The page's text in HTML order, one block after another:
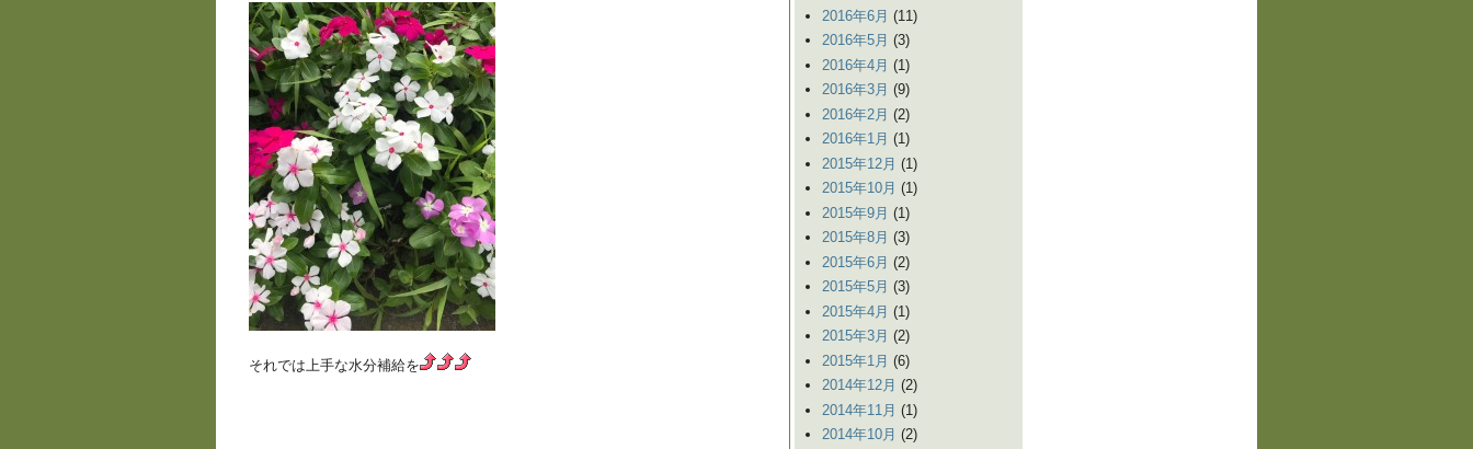
それでは上手な水分補給を
2016年6月 (11)
2016年5月 (3)
2016年4月 (1)
2016年3月 (9)
2016年2月 (2)
2016年1月 (1)
2015年12月 (1)
2015年10月 (1)
2015年9月 (1)
2015年8月 (3)
2015年6月 (2)
2015年5月 (3)
2015年4月 (1)
2015年3月 (2)
2015年1月 (6)
2014年12月 (2)
2014年11月 (1)
2014年10月 (2)